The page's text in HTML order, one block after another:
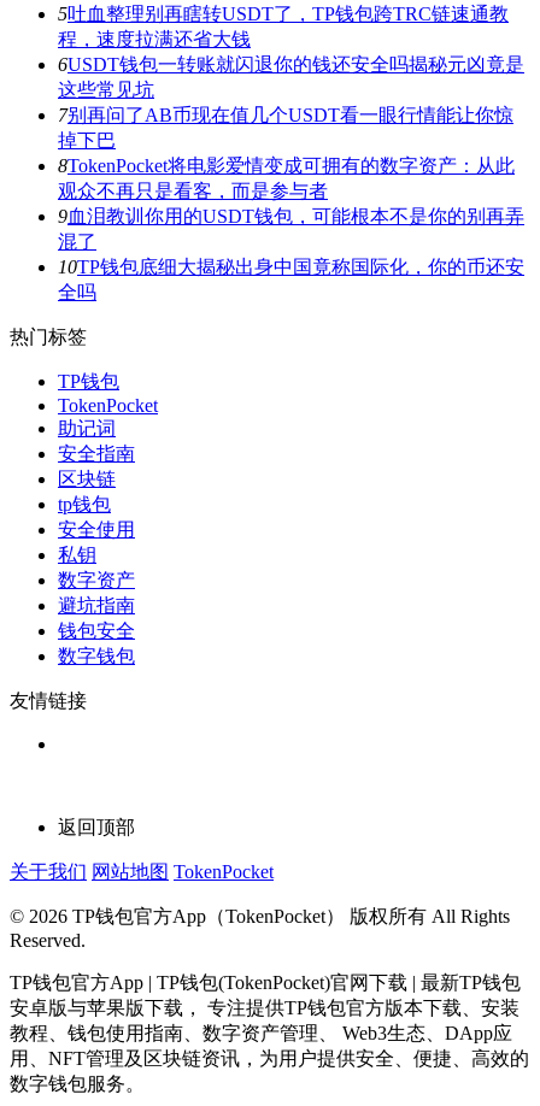
5吐血整理别再瞎转USDT了，TP钱包跨TRC链速通教
程，速度拉满还省大钱
6USDT钱包一转账就闪退你的钱还安全吗揭秘元凶竟是
这些常见坑
7别再问了AB币现在值几个USDT看一眼行情能让你惊
掉下巴
8TokenPocket将电影爱情变成可拥有的数字资产：从此
观众不再只是看客，而是参与者
9血泪教训你用的USDT钱包，可能根本不是你的别再弄
混了
10TP钱包底细大揭秘出身中国竟称国际化，你的币还安
全吗
热门标签
TP钱包
TokenPocket
助记词
安全指南
区块链
tp钱包
安全使用
私钥
数字资产
避坑指南
钱包安全
数字钱包
友情链接
返回顶部
关于我们 网站地图 TokenPocket
© 2026 TP钱包官方App（TokenPocket） 版权所有 All Rights
Reserved.
TP钱包官方App | TP钱包(TokenPocket)官网下载 | 最新TP钱包
安卓版与苹果版下载， 专注提供TP钱包官方版本下载、安装
教程、钱包使用指南、数字资产管理、 Web3生态、DApp应
用、NFT管理及区块链资讯，为用户提供安全、便捷、高效的
数字钱包服务。